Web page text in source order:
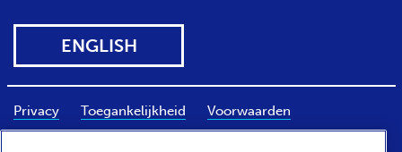
ENGLISH
FOOTER
Privacy Toegankelijkheid Voorwaarden